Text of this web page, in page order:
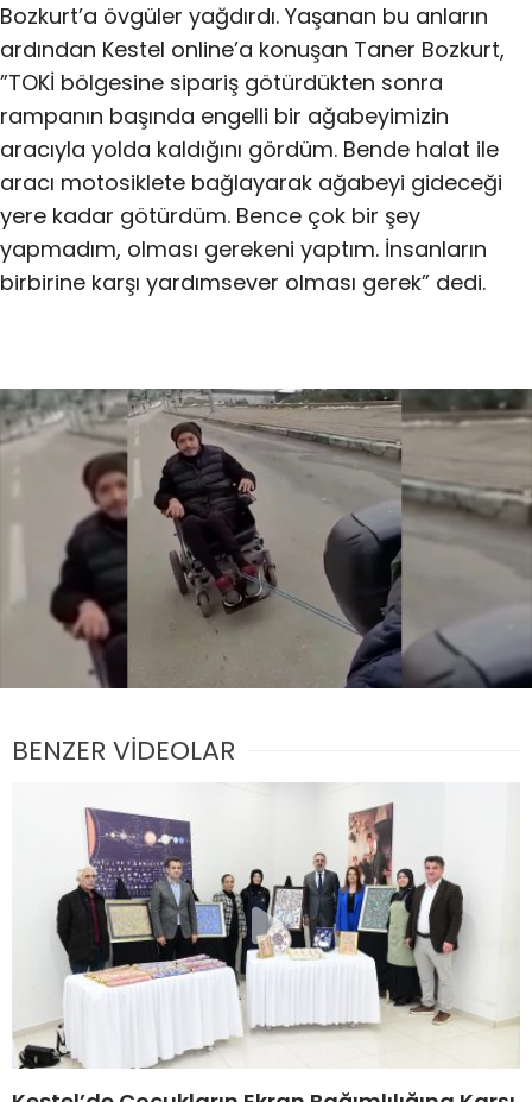
Bozkurt’a övgüler yağdırdı. Yaşanan bu anların
ardından Kestel online’a konuşan Taner Bozkurt,
”TOKİ bölgesine sipariş götürdükten sonra
rampanın başında engelli bir ağabeyimizin
aracıyla yolda kaldığını gördüm. Bende halat ile
aracı motosiklete bağlayarak ağabeyi gideceği
yere kadar götürdüm. Bence çok bir şey
yapmadım, olması gerekeni yaptım. İnsanların
birbirine karşı yardımsever olması gerek” dedi.
BENZER VİDEOLAR